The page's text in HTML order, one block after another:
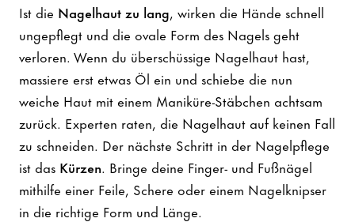
Ist die Nagelhaut zu lang, wirken die Hände schnell
ungepflegt und die ovale Form des Nagels geht
verloren. Wenn du überschüssige Nagelhaut hast,
massiere erst etwas Öl ein und schiebe die nun
weiche Haut mit einem Maniküre-Stäbchen achtsam
zurück. Experten raten, die Nagelhaut auf keinen Fall
zu schneiden. Der nächste Schritt in der Nagelpflege
ist das Kürzen. Bringe deine Finger- und Fußnägel
mithilfe einer Feile, Schere oder einem Nagelknipser
in die richtige Form und Länge.